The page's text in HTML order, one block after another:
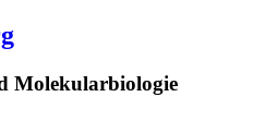
Molekularbiologie